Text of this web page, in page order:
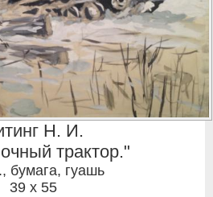
Н. И.
трактор."
, бумага, гуашь
39 x 55